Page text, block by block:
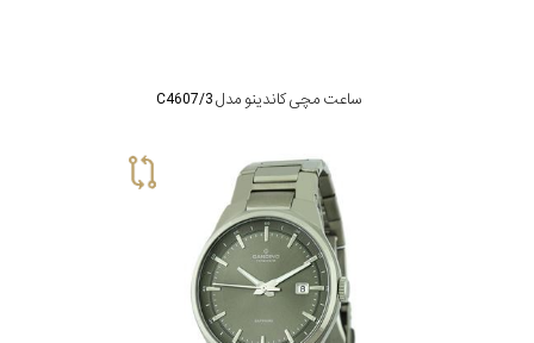
ساعت مچی کاندینو مدل C4607/3